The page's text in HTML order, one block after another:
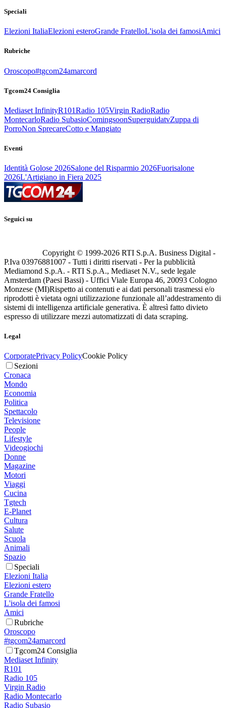
Speciali
Elezioni ItaliaElezioni esteroGrande FratelloL'isola dei famosiAmici
Rubriche
Oroscopo#tgcom24amarcord
Tgcom24 Consiglia
Mediaset InfinityR101Radio 105Virgin RadioRadio
MontecarloRadio SubasioComingsoonSuperguidatvZuppa di
PorroNon SprecareCotto e Mangiato
Eventi
Identità Golose 2026Salone del Risparmio 2026Fuorisalone
2026L'Artigiano in Fiera 2025
Seguici su
Copyright © 1999-2026 RTI S.p.A. Business Digital -
P.Iva 03976881007 - Tutti i diritti riservati - Per la pubblicità
Mediamond S.p.A. - RTI S.p.A., Mediaset N.V., sede legale
Amsterdam (Paesi Bassi) - Uffici Viale Europa 46, 20093 Cologno
Monzese (MI)Rispetto ai contenuti e ai dati personali trasmessi e/o
riprodotti è vietata ogni utilizzazione funzionale all’addestramento di
sistemi di intelligenza artificiale generativa. È altresì fatto divieto
espresso di utilizzare mezzi automatizzati di data scraping.
Legal
CorporatePrivacy PolicyCookie Policy
Sezioni
Cronaca
Mondo
Economia
Politica
Spettacolo
Televisione
People
Lifestyle
Videogiochi
Donne
Magazine
Motori
Viaggi
Cucina
Tgtech
E-Planet
Cultura
Salute
Scuola
Animali
Spazio
Speciali
Elezioni Italia
Elezioni estero
Grande Fratello
L'isola dei famosi
Amici
Rubriche
Oroscopo
#tgcom24amarcord
Tgcom24 Consiglia
Mediaset Infinity
R101
Radio 105
Virgin Radio
Radio Montecarlo
Radio Subasio